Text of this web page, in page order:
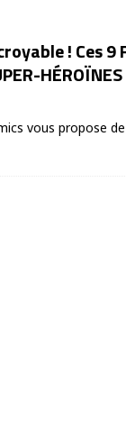
! Ces 9
vous propose